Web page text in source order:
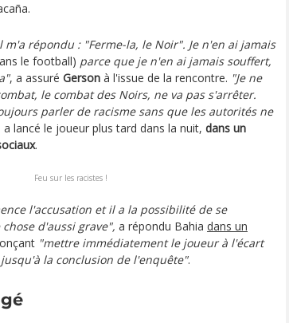
m'a répondu : "Ferme-la, le Noir". Je n'en ai jamais
le football) parce que je n'en ai jamais souffert,
, a assuré Gerson à l'issue de la rencontre. "Je ne
le combat des Noirs, ne va pas s'arrêter.
parler de racisme sans que les autorités ne
a lancé le joueur plus tard dans la nuit, dans un
.
Feu sur les racistes !
l'accusation et il a la possibilité de se
d'aussi grave", a répondu Bahia dans un
"mettre immédiatement le joueur à l'écart
la conclusion de l'enquête".